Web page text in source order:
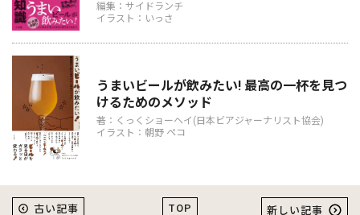
監修：日本ビアジャーナリスト協会
企画・原案：藤原ヒロユキ
イラスト：いっさ
うまいビールが飲みたい! 最高の一杯を見つ
けるためのメソッド